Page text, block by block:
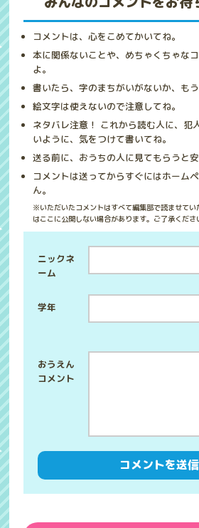
コメントは、心をこめてかいてね。
本に関係ないことや、めちゃくちゃな
よ。
書いたら、字のまちがいがないか、も
絵文字は使えないので注意してね。
ネタバレ注意！ これから読む人に、犯
いように、気をつけて書いてね。
送る前に、おうちの人に見てもらうと安
コメントは送ってからすぐにはホーム
ん。
※いただいたコメントはすべて編集部で読ませてい
はここに公開しない場合があります。ご了承くださ
学年
ニックネ
ーム